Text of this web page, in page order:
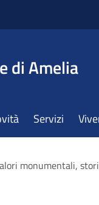
di Amelia
Servizi
monumentali,